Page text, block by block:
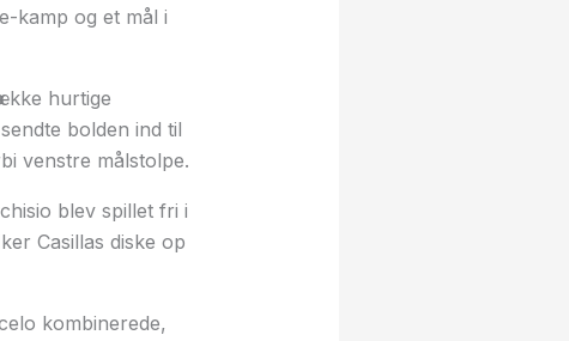
kamp og et mål i
hurtige
bolden ind til
venstre målstolpe.
blev spillet fri i
Casillas diske op
kombinerede,